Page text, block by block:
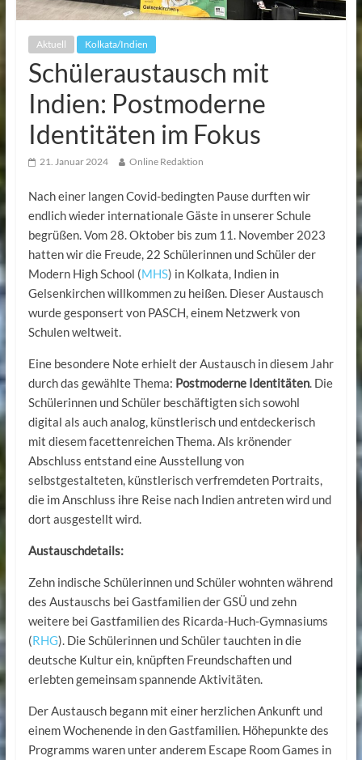
Aktuell Kolkata/Indien
Schüleraustausch mit
Indien: Postmoderne
Identitäten im Fokus
21. Januar 2024 Online Redaktion
Nach einer langen Covid-bedingten Pause durften wir
endlich wieder internationale Gäste in unserer Schule
begrüßen. Vom 28. Oktober bis zum 11. November 2023
hatten wir die Freude, 22 Schülerinnen und Schüler der
Modern High School (MHS) in Kolkata, Indien in
Gelsenkirchen willkommen zu heißen. Dieser Austausch
wurde gesponsert von PASCH, einem Netzwerk von
Schulen weltweit.
Eine besondere Note erhielt der Austausch in diesem Jahr
durch das gewählte Thema: Postmoderne Identitäten. Die
Schülerinnen und Schüler beschäftigten sich sowohl
digital als auch analog, künstlerisch und entdeckerisch
mit diesem facettenreichen Thema. Als krönender
Abschluss entstand eine Ausstellung von
selbstgestalteten, künstlerisch verfremdeten Portraits,
die im Anschluss ihre Reise nach Indien antreten wird und
dort ausgestellt wird.
Austauschdetails:
Zehn indische Schülerinnen und Schüler wohnten während
des Austauschs bei Gastfamilien der GSÜ und zehn
weitere bei Gastfamilien des Ricarda-Huch-Gymnasiums
(RHG). Die Schülerinnen und Schüler tauchten in die
deutsche Kultur ein, knüpften Freundschaften und
erlebten gemeinsam spannende Aktivitäten.
Der Austausch begann mit einer herzlichen Ankunft und
einem Wochenende in den Gastfamilien. Höhepunkte des
Programms waren unter anderem Escape Room Games in